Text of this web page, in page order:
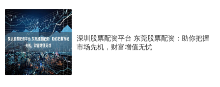
深圳股票配资平台 东莞股票配资：助你把握
市场先机，财富增值无忧